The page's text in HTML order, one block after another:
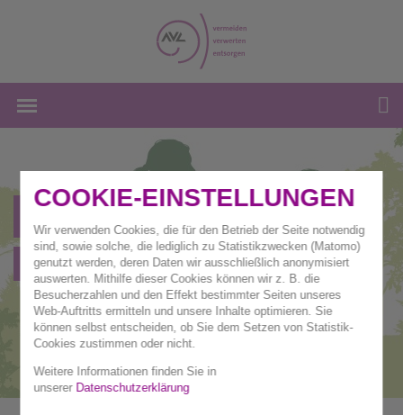
COOKIE-EINSTELLUNGEN
Wir verwenden Cookies, die für den Betrieb der Seite notwendig
sind, sowie solche, die lediglich zu Statistikzwecken (Matomo)
genutzt werden, deren Daten wir ausschließlich anonymisiert
auswerten. Mithilfe dieser Cookies können wir z. B. die
Besucherzahlen und den Effekt bestimmter Seiten unseres
Web-Auftritts ermitteln und unsere Inhalte optimieren. Sie
können selbst entscheiden, ob Sie dem Setzen von Statistik-
Cookies zustimmen oder nicht.
Weitere Informationen finden Sie in
unserer Datenschutzerklärung
Sanierung Deponie AM LEMBERG